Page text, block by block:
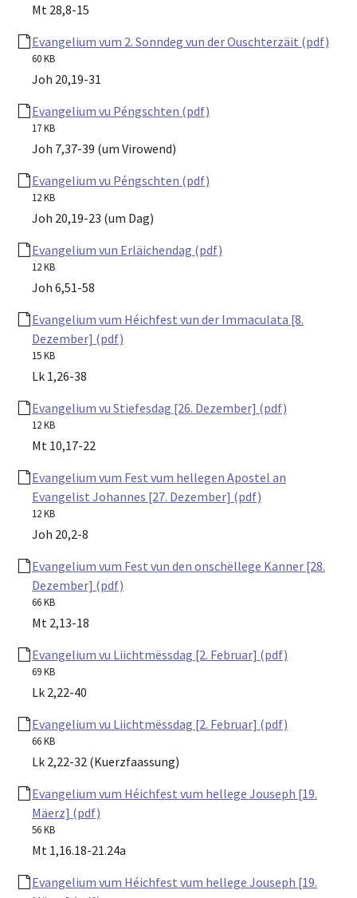
Mt 28,8-15
Evangelium vum 2. Sonndeg vun der Ouschterzäit (pdf)
60 KB
Joh 20,19-31
Evangelium vu Péngschten (pdf)
17 KB
Joh 7,37-39 (um Virowend)
Evangelium vu Péngschten (pdf)
12 KB
Joh 20,19-23 (um Dag)
Evangelium vun Erläichendag (pdf)
12 KB
Joh 6,51-58
Evangelium vum Héichfest vun der Immaculata [8.
Dezember] (pdf)
15 KB
Lk 1,26-38
Evangelium vu Stiefesdag [26. Dezember] (pdf)
12 KB
Mt 10,17-22
Evangelium vum Fest vum hellegen Apostel an
Evangelist Johannes [27. Dezember] (pdf)
12 KB
Joh 20,2-8
Evangelium vum Fest vun den onschëllege Kanner [28.
Dezember] (pdf)
66 KB
Mt 2,13-18
Evangelium vu Liichtmëssdag [2. Februar] (pdf)
69 KB
Lk 2,22-40
Evangelium vu Liichtmëssdag [2. Februar] (pdf)
66 KB
Lk 2,22-32 (Kuerzfaassung)
Evangelium vum Héichfest vum hellege Jouseph [19.
Mäerz] (pdf)
56 KB
Mt 1,16.18-21.24a
Evangelium vum Héichfest vum hellege Jouseph [19.